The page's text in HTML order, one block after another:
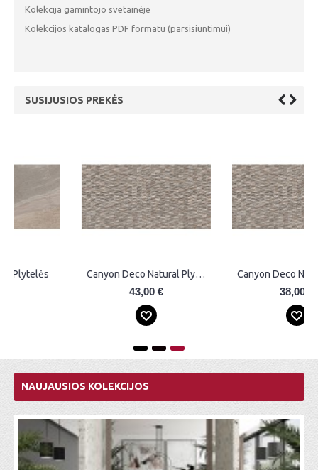
Kolekcija gamintojo svetainėje
Kolekcijos katalogas PDF formatu (parsisiuntimui)
SUSIJUSIOS PREKĖS
Canyon Deco Natural Plytelės Canyon Deco Natural Plytelės
NAUJAUSIOS KOLEKCIJOS